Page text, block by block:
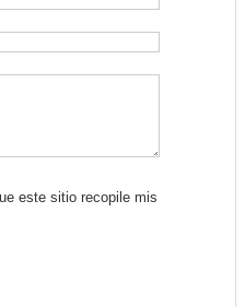
este sitio recopile mis